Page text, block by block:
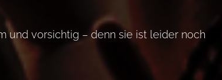
und vorsichtig – denn sie ist leider noch